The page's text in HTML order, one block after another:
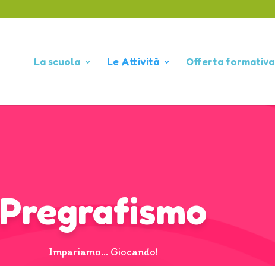
La scuola Le Attività Offerta formativa
Pregrafismo
Impariamo… Giocando!